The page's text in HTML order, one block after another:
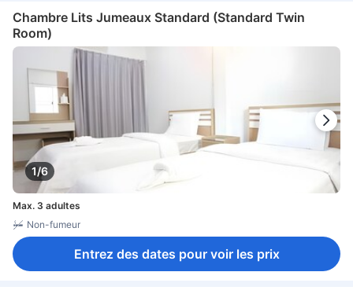
Chambre Lits Jumeaux Standard (Standard Twin
Room)
1/6
Max. 3 adultes
Non-fumeur
Entrez des dates pour voir les prix